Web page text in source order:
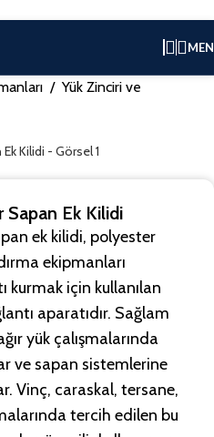
/ Yük Zinciri ve
Ek Kilidi
ek kilidi, polyester
ekipmanları
kurmak için kullanılan
aparatıdır. Sağlam
yük çalışmalarında
ve sapan sistemlerine
Vinç, caraskal, tersane,
tercih edilen bu